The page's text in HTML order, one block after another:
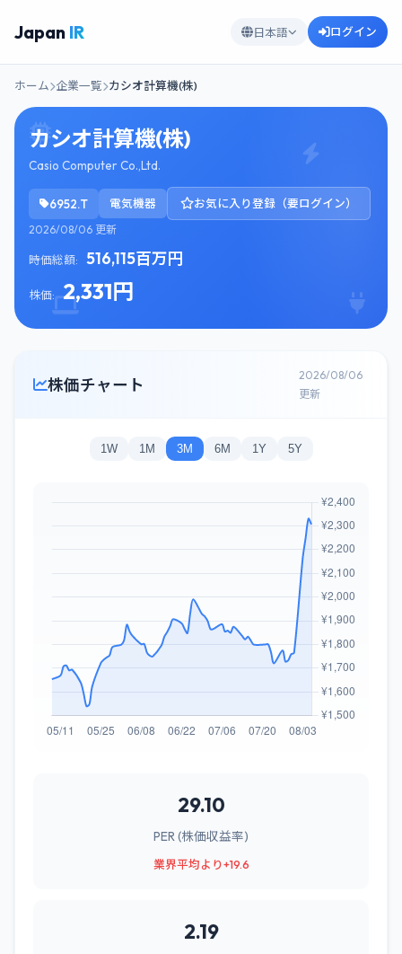
Japan IR 日本語 ログイン
ホーム 企業一覧 カシオ計算機(株)
カシオ計算機(株)
Casio Computer Co.,Ltd.
6952.T 電気機器 お気に入り登録（要ログイン）
2026/08/06 更新
時価総額: 516,115百万円
株価: 2,331円
株価チャート
2026/08/06
更新
1W 1M 3M 6M 1Y 5Y
29.10
PER (株価収益率)
業界平均より+19.6
2.19